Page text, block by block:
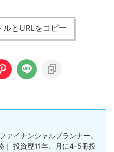
ルとURLをコピー
ァイナンシャルプランナー。
｜ 投資歴11年、月に4-5冊投